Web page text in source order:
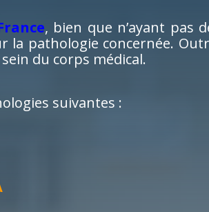
, bien que n’ayant pas
la pathologie concernée.
du corps médical.
suivantes :